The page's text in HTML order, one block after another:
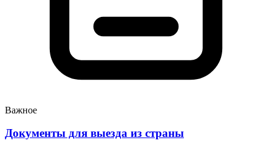
Важное
Документы для выезда из страны